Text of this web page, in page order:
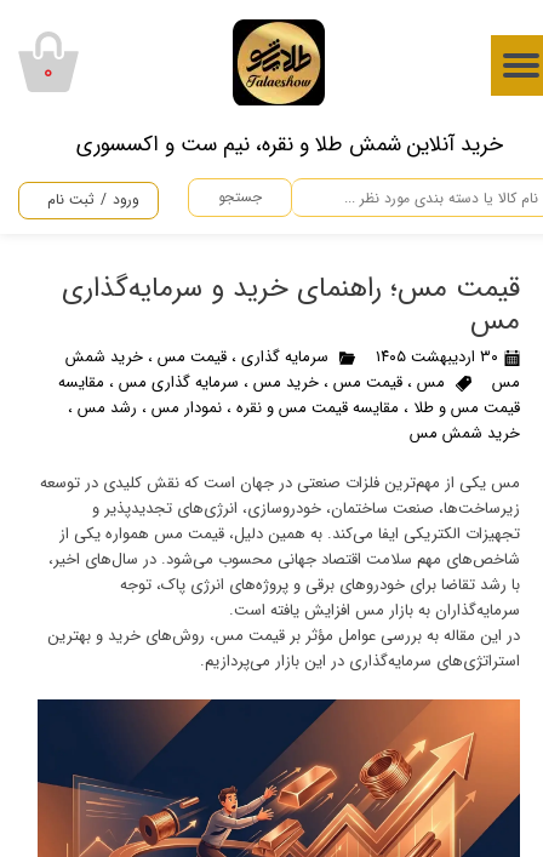
​خرید آنلاین شمش طلا و نقره، نیم ست و اکسسوری
جستجو ورود / ثبت نام
حساب کاربری من
سفارشات
۰
قیمت مس؛ راهنمای خرید و سرمایه‌گذاری
مس
۳۰ اردیبهشت ۱۴۰۵ سرمایه گذاری، قیمت مس، خرید شمش
مس
مس، قیمت مس، خرید مس، سرمایه گذاری مس، مقایسه
قیمت مس و طلا ، مقایسه قیمت مس و نقره، نمودار مس، رشد مس،
خرید شمش مس
مس یکی از مهم‌ترین فلزات صنعتی در جهان است که نقش کلیدی در توسعه
زیرساخت‌ها، صنعت ساختمان، خودروسازی، انرژی‌های تجدیدپذیر و
تجهیزات الکتریکی ایفا می‌کند. به همین دلیل، قیمت مس همواره یکی از
شاخص‌های مهم سلامت اقتصاد جهانی محسوب می‌شود. در سال‌های اخیر،
با رشد تقاضا برای خودروهای برقی و پروژه‌های انرژی پاک، توجه
سرمایه‌گذاران به بازار مس افزایش یافته است.
در این مقاله به بررسی عوامل مؤثر بر قیمت مس، روش‌های خرید و بهترین
استراتژی‌های سرمایه‌گذاری در این بازار می‌پردازیم.